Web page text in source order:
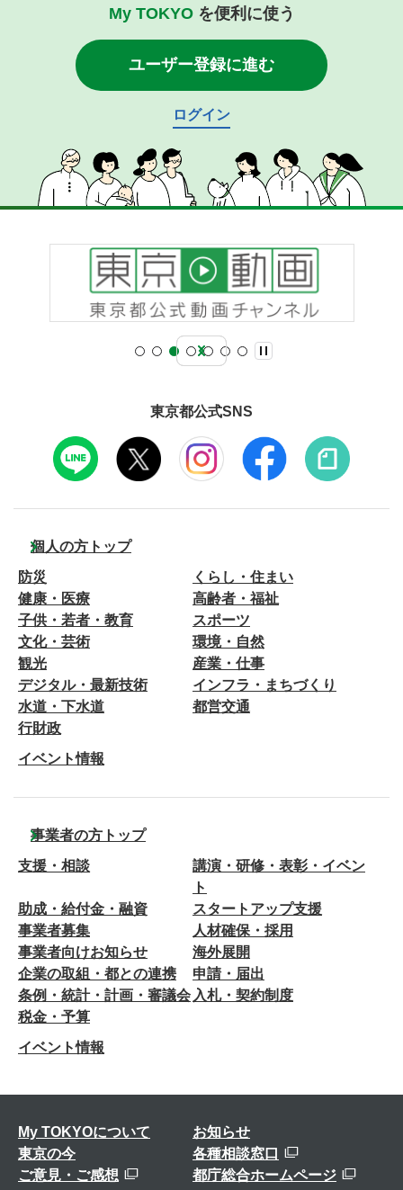
My TOKYOを便利に使う
ユーザー登録に進む
ログイン
東京都公式SNS
個人の方トップ
防災
くらし・住まい
健康・医療
高齢者・福祉
子供・若者・教育
スポーツ
文化・芸術
環境・自然
観光
産業・仕事
デジタル・最新技術
インフラ・まちづくり
水道・下水道
都営交通
行財政
イベント情報
事業者の方トップ
支援・相談
講演・研修・表彰・イベン
ト
助成・給付金・融資
スタートアップ支援
事業者募集
人材確保・採用
事業者向けお知らせ
海外展開
企業の取組・都との連携
申請・届出
条例・統計・計画・審議会 入札・契約制度
税金・予算
イベント情報
My TOKYOについて
お知らせ
東京の今
各種相談窓口
ご意見・ご感想
都庁総合ホームページ